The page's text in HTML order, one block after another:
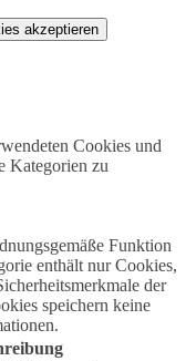
akzeptieren
Cookies und
Kategorien zu
Funktion
enthält nur Cookies,
der
speichern keine